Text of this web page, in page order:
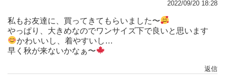
2022/09/20 18:28
私もお友達に、買ってきてもらいました〜
やっぱり、大きめなのでワンサイズ下で良いと思います
かわいいし、着やすいし…
早く秋が来ないかなぁ〜
返信